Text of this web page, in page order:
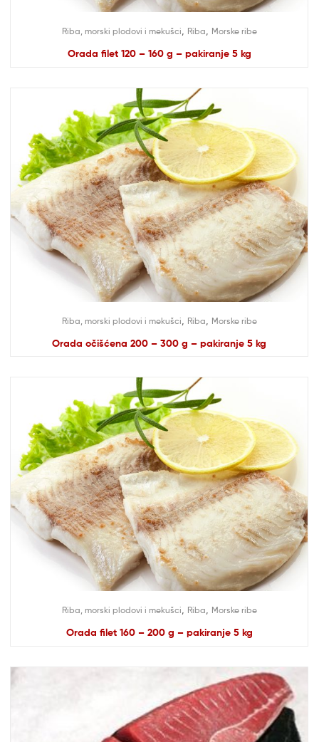
Riba, morski plodovi i mekušci Riba Morske ribe
Orada filet 120 – 160 g – pakiranje 5 kg
Riba, morski plodovi i mekušci Riba Morske ribe
Orada očišćena 200 – 300 g – pakiranje 5 kg
Riba, morski plodovi i mekušci Riba Morske ribe
Orada filet 160 – 200 g – pakiranje 5 kg